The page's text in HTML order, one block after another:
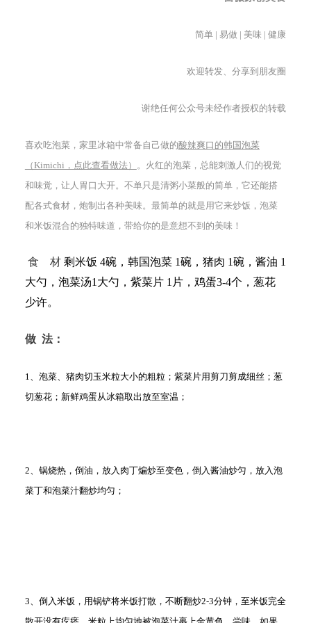
简单 | 易做 | 美味 | 健康
欢迎转发、分享到朋友圈
谢绝任何公众号未经作者授权的转载
喜欢吃泡菜，家里冰箱中常备自己做的酸辣爽口的韩国泡菜
（Kimichi，点此查看做法） 。火红的泡菜，总能刺激人们的视觉
和味觉，让人胃口大开。不单只是清粥小菜般的简单，它还能搭
配各式食材，炮制出各种美味。最简单的就是用它来炒饭，泡菜
和米饭混合的独特味道，带给你的是意想不到的美味！
食 材 剩米饭 4碗，韩国泡菜 1碗，猪肉 1碗，酱油 1
大勺，泡菜汤1大勺，紫菜片 1片，鸡蛋3-4个，葱花
少许。
做 法：
1、泡菜、猪肉切玉米粒大小的粗粒；紫菜片用剪刀剪成细丝；葱
切葱花；新鲜鸡蛋从冰箱取出放至室温；
2、锅烧热，倒油，放入肉丁煸炒至变色，倒入酱油炒匀，放入泡
菜丁和泡菜汁翻炒均匀；
3、倒入米饭，用锅铲将米饭打散，不断翻炒2-3分钟，至米饭完全